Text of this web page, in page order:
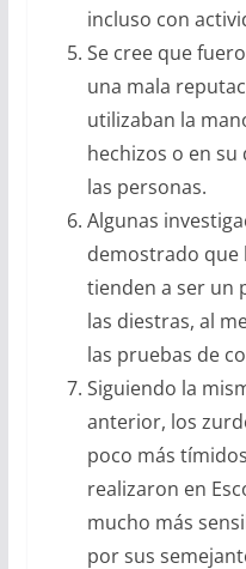
incluso con
Se cree que
una mala
utilizaban la
hechizos o en
las personas.
Algunas
demostrado que
tienden a ser un
las diestras, al
las pruebas de
Siguiendo la
anterior, los
poco más
realizaron en
mucho más
por sus